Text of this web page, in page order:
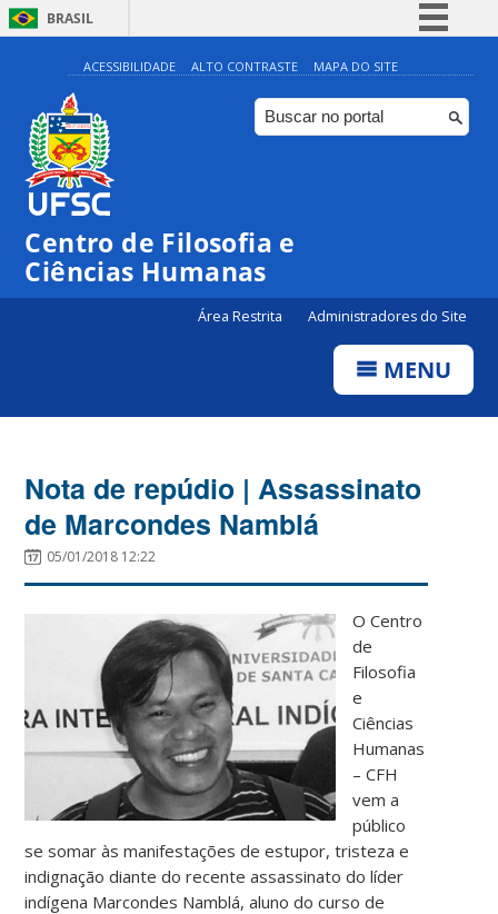
BRASIL
Simplifique!
Comunica BR
Participe
ACESSIBILIDADE ALTO CONTRASTE MAPA DO SITE
Centro de Filosofia e
Ciências Humanas
Área Restrita Administradores do Site
MENU
Nota de repúdio | Assassinato
de Marcondes Namblá
05/01/2018 12:22
O Centro
de
Filosofia
e
Ciências
Humanas
– CFH
vem a
público
se somar às manifestações de estupor, tristeza e
indignação diante do recente assassinato do líder
indígena Marcondes Namblá, aluno do curso de